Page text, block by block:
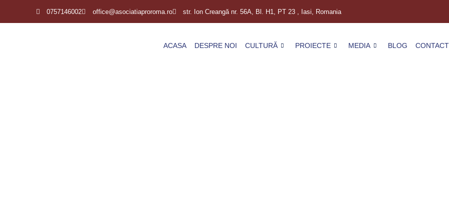
0757146002 office@asociatiaproroma.ro str. Ion Creangă nr. 56A, Bl. H1, PT 23 , Iasi, Romania
ACASA DESPRE NOI CULTURĂ PROIECTE MEDIA BLOG CONTACT